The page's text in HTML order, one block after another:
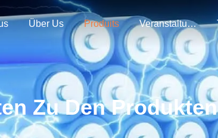
Über Us Produits Veranstaltungen
Zu Den Produkten